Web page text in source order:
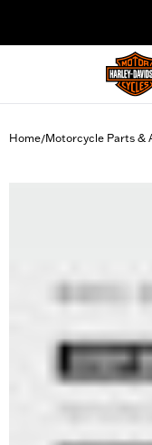
Home/Motorcycle Parts &